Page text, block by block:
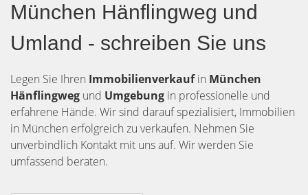
München Hänflingweg und
Umland - schreiben Sie uns
Legen Sie Ihren Immobilienverkaufin München
Hänflingweg und Umgebung in professionelle und
erfahrene Hände. Wir sind darauf spezialisiert, Immobilien
in München erfolgreich zu verkaufen. Nehmen Sie
unverbindlich Kontakt mit uns auf. Wir werden Sie
umfassend beraten.